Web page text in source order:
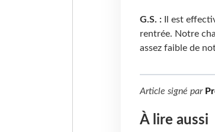
G.S. :Il est
rentrée. Notre
assez faible de
Article signé par
À lire aussi